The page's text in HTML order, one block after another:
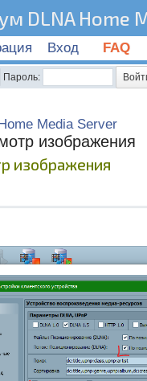
DLNA Home
Вход FAQ
Пароль:
Media Server
изображения
изображения